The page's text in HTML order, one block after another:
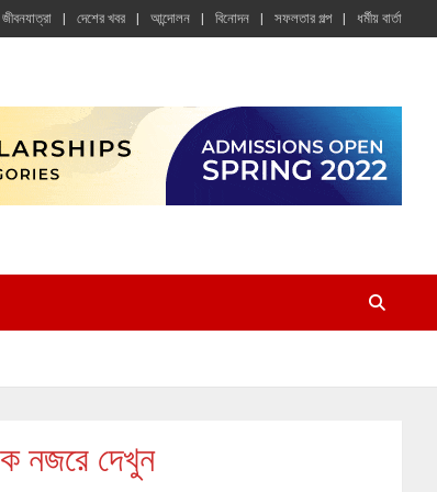
জীবনযাত্রা দেশের খবর আন্দোলন বিনোদন সফলতার গল্প ধর্মীয় বার্তা
নজরে দেখুন